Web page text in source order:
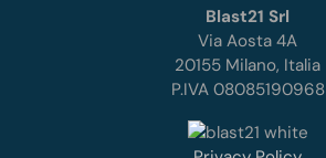
Blast21 Srl
Via Aosta 4A
20155 Milano, Italia
P.IVA 08085190968